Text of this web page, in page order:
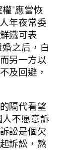
”應當恢
年夜常委
鐵可表
之后，白
另一方以
及回避，
隔代看望
不愿意訴
訟是個欠
訴訟，熬